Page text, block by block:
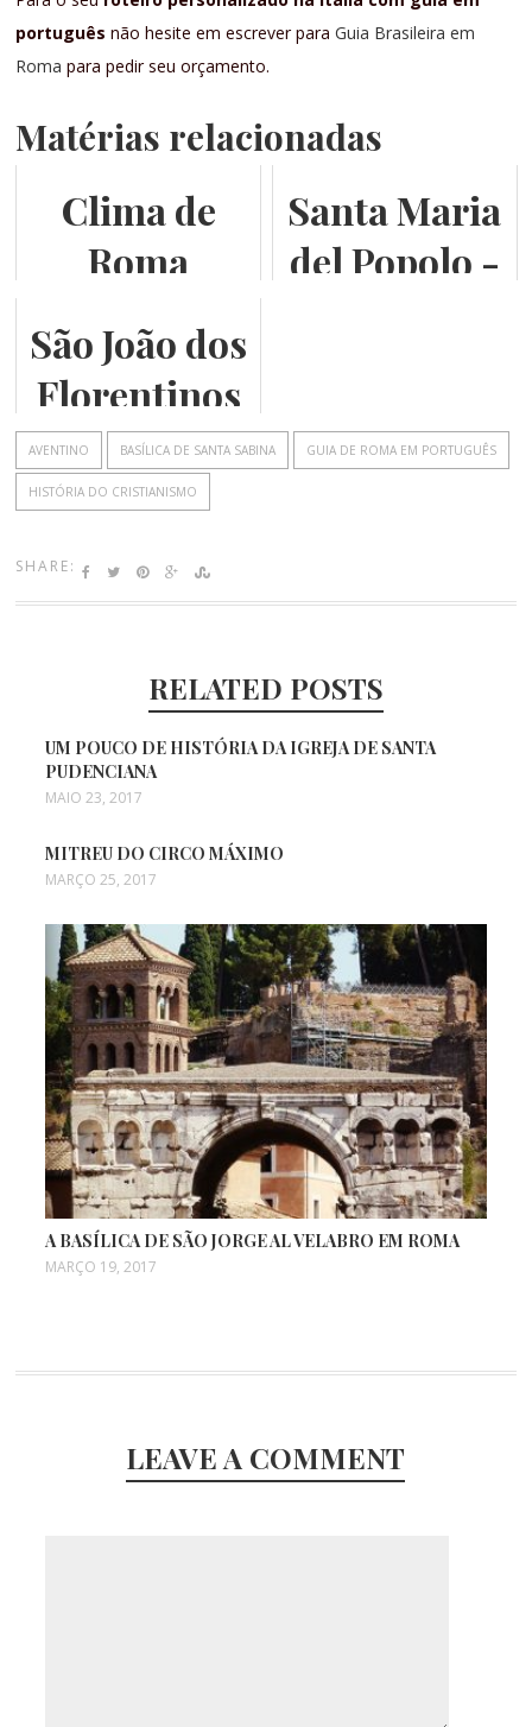
português não hesite em escrever paraGuia Brasileira em
Roma para pedir seu orçamento.
Matérias relacionadas
Clima de
Roma
Santa Maria
del Popolo -
São João dos
Florentinos
AVENTINO BASÍLICA DE SANTA SABINA GUIA DE ROMA EM PORTUGUÊS
HISTÓRIA DO CRISTIANISMO
SHARE:
RELATED POSTS
UM POUCO DE HISTÓRIA DA IGREJA DE SANTA
PUDENCIANA
MAIO 23, 2017
MITREU DO CIRCO MÁXIMO
MARÇO 25, 2017
A BASÍLICA DE SÃO JORGE AL VELABRO EM ROMA
MARÇO 19, 2017
LEAVE A COMMENT